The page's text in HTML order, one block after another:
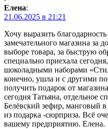
Елена:
21.06.2025 в 21:21
Хочу выразить
замечательного магазина за
выборе товара, за быструю
специально приехала
шоколадными наборами
конечно, ушла и с другими
получить подарок от
сегодня Татьяна, отдельное
Белёвский зефир, манговый
из подарка -сюрприза. Всё
вашему предприятию. Елена.